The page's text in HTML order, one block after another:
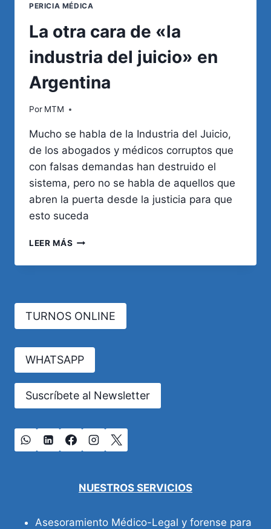
PERICIA MÉDICA
La otra cara de «la
industria del juicio» en
Argentina
Por MTM
Mucho se habla de la Industria del Juicio,
de los abogados y médicos corruptos que
con falsas demandas han destruido el
sistema, pero no se habla de aquellos que
abren la puerta desde la justicia para que
esto suceda
LEER MÁS LA
CARA
INDUSTRIA
DEL
JUICIO»
ARGENTINA
TURNOS ONLINE
WHATSAPP
Suscríbete al Newsletter
NUESTROS SERVICIOS
Asesoramiento Médico-Legal y forense para